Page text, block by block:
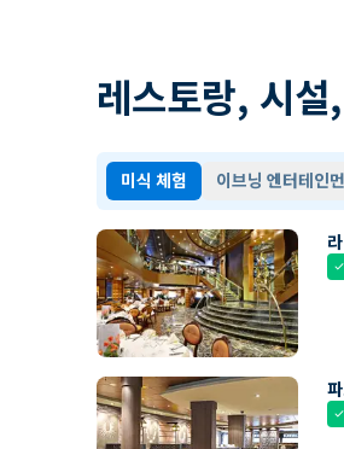
레스토랑, 시
미식 체험 이브닝 엔터테인